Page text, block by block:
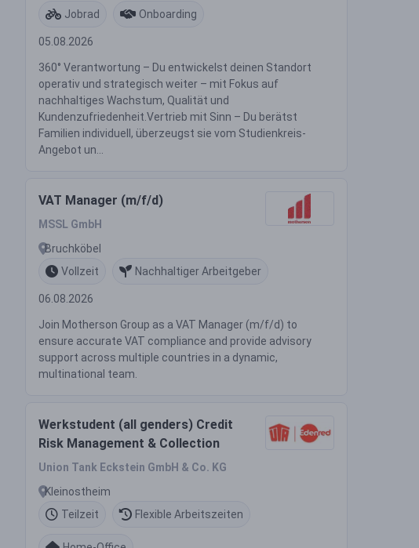
Jobrad Onboarding
05.08.2026
360° Verantwortung – Du entwickelst deinen Standort
operativ und strategisch weiter – mit Fokus auf
nachhaltiges Wachstum, Qualität und
Kundenzufriedenheit.Vertrieb mit Sinn – Du berätst
Familien individuell, überzeugst sie vom Studienkreis-
Angebot un...
VAT Manager (m/f/d)
MSSL GmbH
Bruchköbel
Vollzeit
Nachhaltiger Arbeitgeber
06.08.2026
Join Motherson Group as a VAT Manager (m/f/d) to
ensure accurate VAT compliance and provide advisory
support across multiple countries in a dynamic,
multinational team.
Werkstudent (all genders) Credit
Risk Management & Collection
Union Tank Eckstein GmbH & Co. KG
Kleinostheim
Teilzeit
Flexible Arbeitszeiten